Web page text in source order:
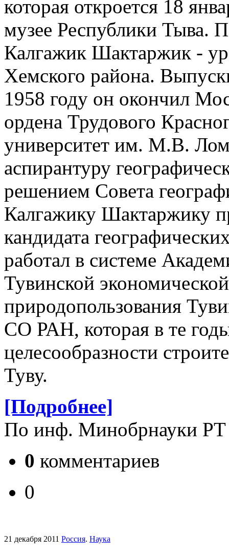
которая откроется 18
музее Республики Тыва.
Калгажик Шактаржик -
Хемского района.
1958 году он окончил
ордена Трудового
университет им. М.В.
аспирантуру
решением Совета
Калгажику Шактаржику
кандидата
работал в системе
Тувинской
природопользования
СО РАН, которая в те
целесообразности
Туву.
[Подробнее]
По инф. Минобрнауки РТ
0 комментариев
0
21 декабря 2011 Россия. Наука